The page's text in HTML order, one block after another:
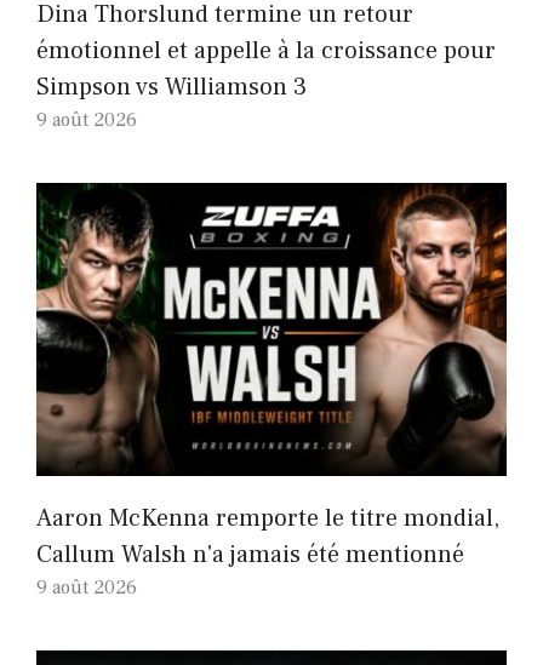
Dina Thorslund termine un retour
émotionnel et appelle à la croissance pour
Simpson vs Williamson 3
9 août 2026
Aaron McKenna remporte le titre mondial,
Callum Walsh n'a jamais été mentionné
9 août 2026